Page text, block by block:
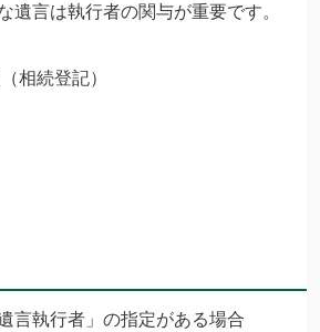
遺言は執行者の関与が重要です。
相続登記）
言執行者」の指定がある場合